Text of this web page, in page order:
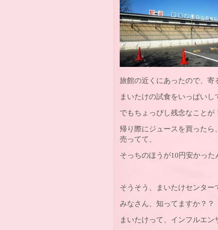
旅館の近くにあったので、寄
まいたけの試食をいっぱいし
でもちょっぴし残念なことが
帰り際にジュースを買った
売ってて、
そっちのほうが10円安かっ
そうそう、まいたけセンタ
みなさん、知ってますか？？
まいたけって、インフルエ